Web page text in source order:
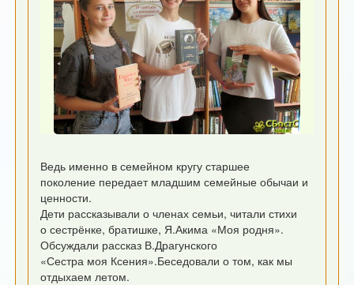
Ведь именно в семейном кругу старшее
поколение передает младшим семейные обычаи и
ценности.
Дети рассказывали о членах семьи, читали стихи
о сестрёнке, братишке, Я.Акима «Моя родня».
Обсуждали рассказ В.Драгунского
«Сестра моя Ксения».Беседовали о том, как мы
отдыхаем летом.